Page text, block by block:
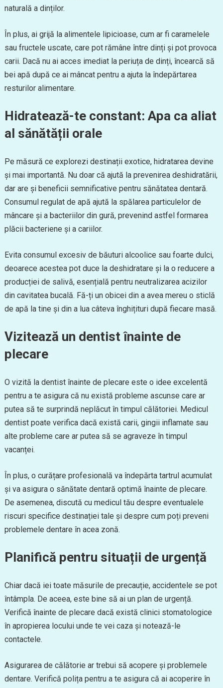
naturală a dinților.
În plus, ai grijă la alimentele lipicioase, cum ar fi caramelele
sau fructele uscate, care pot rămâne între dinți și pot provoca
carii. Dacă nu ai acces imediat la periuța de dinți, încearcă să
bei apă după ce ai mâncat pentru a ajuta la îndepărtarea
resturilor alimentare.
Hidratează-te constant: Apa ca aliat
al sănătății orale
Pe măsură ce explorezi destinații exotice, hidratarea devine
și mai importantă. Nu doar că ajută la prevenirea deshidratării,
dar are și beneficii semnificative pentru sănătatea dentară.
Consumul regulat de apă ajută la spălarea particulelor de
mâncare și a bacteriilor din gură, prevenind astfel formarea
plăcii bacteriene și a cariilor.
Evita consumul excesiv de băuturi alcoolice sau foarte dulci,
deoarece acestea pot duce la deshidratare și la o reducere a
producției de salivă, esențială pentru neutralizarea acizilor
din cavitatea bucală. Fă-ți un obicei din a avea mereu o sticlă
de apă la tine și din a lua câteva înghițituri după fiecare masă.
Vizitează un dentist înainte de
plecare
O vizită la dentist înainte de plecare este o idee excelentă
pentru a te asigura că nu există probleme ascunse care ar
putea să te surprindă neplăcut în timpul călătoriei. Medicul
dentist poate verifica dacă există carii, gingii inflamate sau
alte probleme care ar putea să se agraveze în timpul
vacanței.
În plus, o curățare profesională va îndepărta tartrul acumulat
și va asigura o sănătate dentară optimă înainte de plecare.
De asemenea, discută cu medicul tău despre eventualele
riscuri specifice destinației tale și despre cum poți preveni
problemele dentare în acea zonă.
Planifică pentru situații de urgență
Chiar dacă iei toate măsurile de precauție, accidentele se pot
întâmpla. De aceea, este bine să ai un plan de urgență.
Verifică înainte de plecare dacă există clinici stomatologice
în apropierea locului unde te vei caza și notează-le
contactele.
Asigurarea de călătorie ar trebui să acopere și problemele
dentare. Verifică polița pentru a te asigura că ai acoperire în